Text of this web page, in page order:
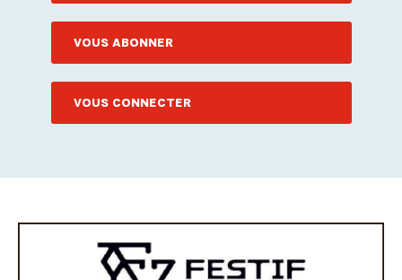
VOUS ABONNER
VOUS CONNECTER